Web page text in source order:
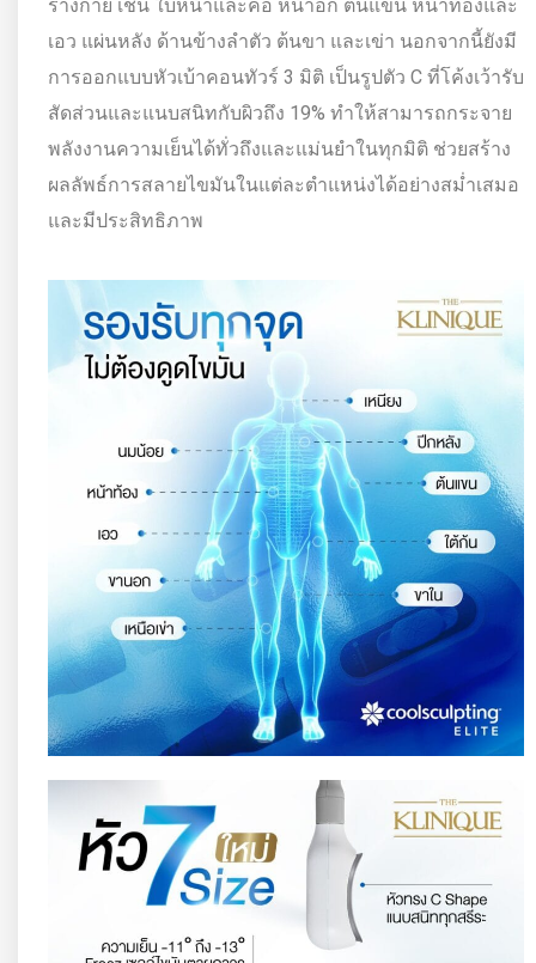
ร่างกาย เช่น ใบหน้าและคอ หน้าอก ต้นแขน หน้าท้องและ
เอว แผ่นหลัง ด้านข้างลำตัว ต้นขา และเข่า นอกจากนี้ยังมี
การออกแบบหัวเบ้าคอนทัวร์ 3 มิติ เป็นรูปตัว C ที่โค้งเว้ารับ
สัดส่วนและแนบสนิทกับผิวถึง 19% ทำให้สามารถกระจาย
พลังงานความเย็นได้ทั่วถึงและแม่นยำในทุกมิติ ช่วยสร้าง
ผลลัพธ์การสลายไขมันในแต่ละตำแหน่งได้อย่างสม่ำเสมอ
และมีประสิทธิภาพ